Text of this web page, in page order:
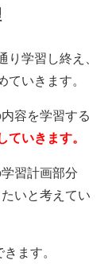
り学習し終え、
ていきます。
容を学習する
ていきます。
習計画部分
いと考えてい
ます。